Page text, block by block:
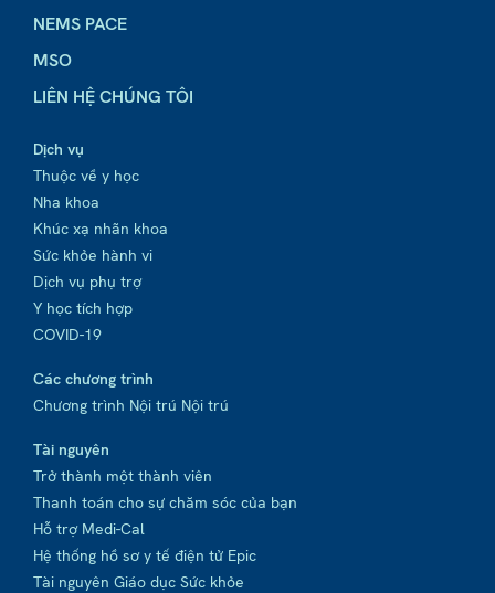
NEMS PACE
MSO
LIÊN HỆ CHÚNG TÔI
Dịch vụ
Thuộc về y học
Nha khoa
Khúc xạ nhãn khoa
Sức khỏe hành vi
Dịch vụ phụ trợ
Y học tích hợp
COVID-19
Các chương trình
Chương trình Nội trú Nội trú
Tài nguyên
Trở thành một thành viên
Thanh toán cho sự chăm sóc của bạn
Hỗ trợ Medi-Cal
Hệ thống hồ sơ y tế điện tử Epic
Tài nguyên Giáo dục Sức khỏe